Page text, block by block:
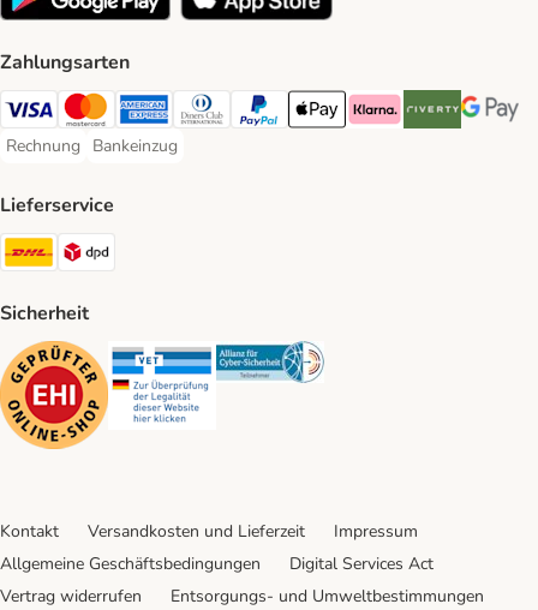
Zahlungsarten
Visa Payment Method
Mastercard Payment Method
American Express Payment Method
Diners Club Payment Method
PayPal Payment Method
Apple Pay Payment Method
Klarna Payment Method
Riverty Payment
Google
Rechnung
Rechnung Payment Method
Bankeinzug
Bankeinzug Payment Method
Lieferservice
DHL Shipping Method
Sicherheit
Security Security Security
Kontakt Versandkosten und Lieferzeit
Impressum
Allgemeine Geschäftsbedingungen
Digital Services Act
Vertrag widerrufen
Entsorgungs- und Umweltbestimmungen